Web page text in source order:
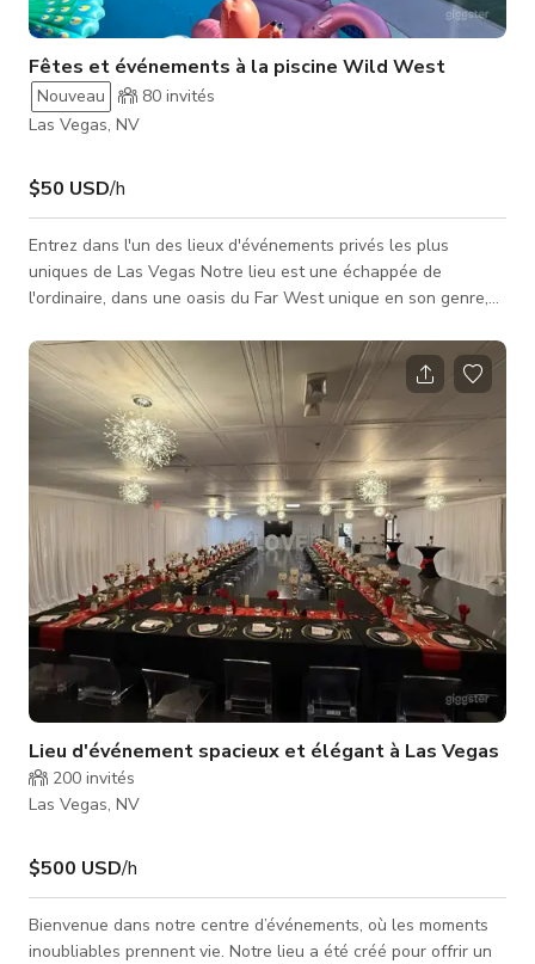
Fêtes et événements à la piscine Wild West
Nouveau 80 invités
Las Vegas, NV
$50 USD/h
Entrez dans l'un des lieux d'événements privés les plus
uniques de Las Vegas Notre lieu est une échappée de
l'ordinaire, dans une oasis du Far West unique en son genre,
immersive dans le jardin combine une piscine familiale, une
décoration authentique vintage Western, et une riche histoire
personnelle que les invités se souviendront longtemps après
la fin de l'événement. Chaque pièce antique et historique de la
propriété a �
Lieu d'événement spacieux et élégant à Las Vegas
200 invités
Las Vegas, NV
$500 USD/h
Bienvenue dans notre centre d’événements, où les moments
inoubliables prennent vie. Notre lieu a été créé pour offrir un